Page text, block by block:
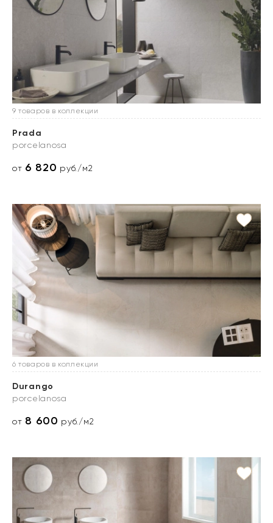
9 товаров в коллекции
Prada
porcelanosa
от 6 820 руб./м2
6 товаров в коллекции
Durango
porcelanosa
от 8 600 руб./м2